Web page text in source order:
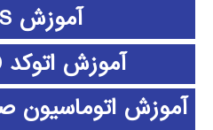
آموزش ArcGIS
آموزش اتوکد AUTOCAD